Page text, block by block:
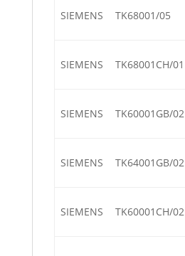
SIEMENS TK68001/05
SIEMENS TK68001CH/01
SIEMENS TK60001GB/02
SIEMENS TK64001GB/02
SIEMENS TK60001CH/02